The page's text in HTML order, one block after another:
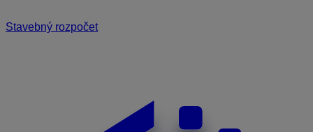
Stavebný rozpočet